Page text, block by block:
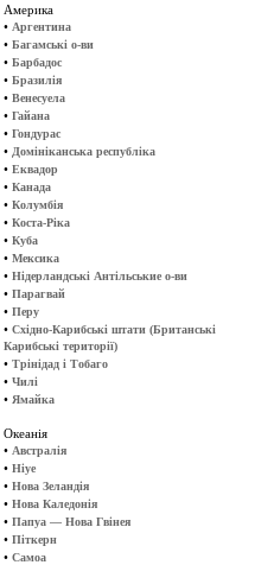
Америка
• Аргентина
• Багамські о-ви
• Барбадос
• Бразилія
• Венесуела
• Гайана
• Гондурас
• Домініканська республіка
• Еквадор
• Канада
• Колумбія
• Коста-Ріка
• Куба
• Мексика
• Нідерландські Антільськие о-ви
• Парагвай
• Перу
• Східно-Карибські штати (Британські
Карибські території)
• Трінідад і Тобаго
• Чилі
• Ямайка
Океанія
• Австралія
• Ніуе
• Нова Зеландія
• Нова Каледонія
• Папуа — Нова Гвінея
• Піткерн
• Самоа